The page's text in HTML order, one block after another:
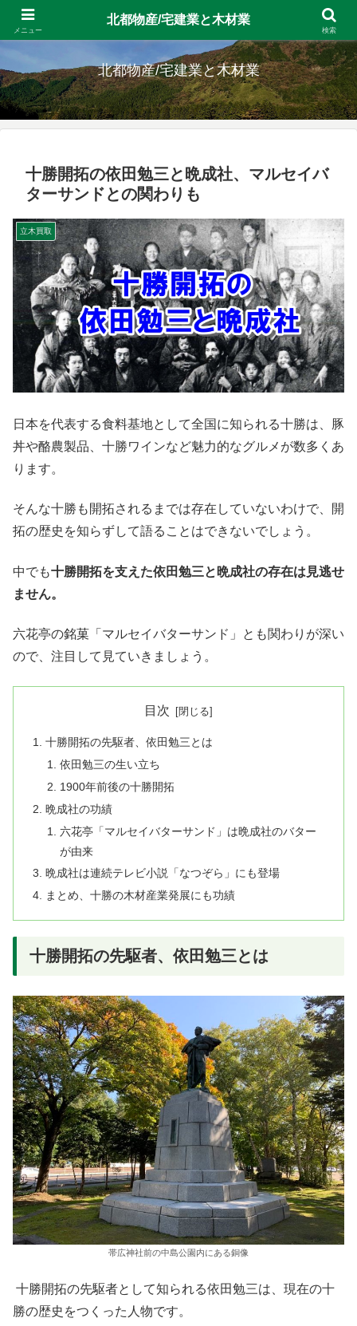
留萌の宅建業と十勝の素材生産 北海道拠点の会社です。
北都物産/宅建業と木材業
十勝開拓の依田勉三と晩成社、マルセイバ
ターサンドとの関わりも
立木買取
日本を代表する食料基地として全国に知られる十勝は、豚
丼や酪農製品、十勝ワインなど魅力的なグルメが数多くあ
ります。
そんな十勝も開拓されるまでは存在していないわけで、開
拓の歴史を知らずして語ることはできないでしょう。
中でも十勝開拓を支えた依田勉三と晩成社の存在は見逃せ
ません。
六花亭の銘菓「マルセイバターサンド」とも関わりが深い
ので、注目して見ていきましょう。
目次
十勝開拓の先駆者、依田勉三とは
依田勉三の生い立ち
1900年前後の十勝開拓
晩成社の功績
六花亭「マルセイバターサンド」は晩成社のバター
が由来
晩成社は連続テレビ小説「なつぞら」にも登場
まとめ、十勝の木材産業発展にも功績
十勝開拓の先駆者、依田勉三とは
帯広神社前の中島公園内にある銅像
十勝開拓の先駆者として知られる依田勉三は、現在の十
勝の歴史をつくった人物です。
メニュー
北都物産/宅建業と木材業
検索